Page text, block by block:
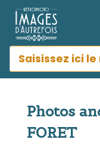
Photos
FORET